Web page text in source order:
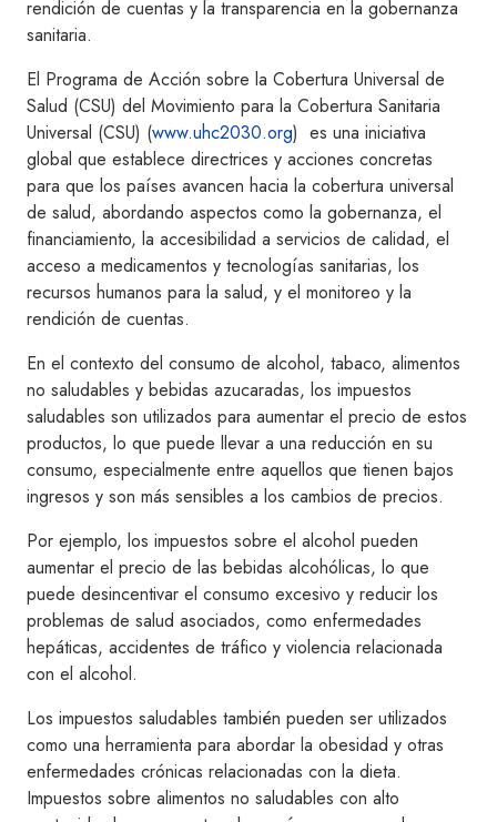
rendición de cuentas y la transparencia en la gobernanza
sanitaria.
El Programa de Acción sobre la Cobertura Universal de
Salud (CSU) del Movimiento para la Cobertura Sanitaria
Universal (CSU) (www.uhc2030.org) es una iniciativa
global que establece directrices y acciones concretas
para que los países avancen hacia la cobertura universal
de salud, abordando aspectos como la gobernanza, el
financiamiento, la accesibilidad a servicios de calidad, el
acceso a medicamentos y tecnologías sanitarias, los
recursos humanos para la salud, y el monitoreo y la
rendición de cuentas.
En el contexto del consumo de alcohol, tabaco, alimentos
no saludables y bebidas azucaradas, los impuestos
saludables son utilizados para aumentar el precio de estos
productos, lo que puede llevar a una reducción en su
consumo, especialmente entre aquellos que tienen bajos
ingresos y son más sensibles a los cambios de precios.
Por ejemplo, los impuestos sobre el alcohol pueden
aumentar el precio de las bebidas alcohólicas, lo que
puede desincentivar el consumo excesivo y reducir los
problemas de salud asociados, como enfermedades
hepáticas, accidentes de tráfico y violencia relacionada
con el alcohol.
Los impuestos saludables también pueden ser utilizados
como una herramienta para abordar la obesidad y otras
enfermedades crónicas relacionadas con la dieta.
Impuestos sobre alimentos no saludables con alto